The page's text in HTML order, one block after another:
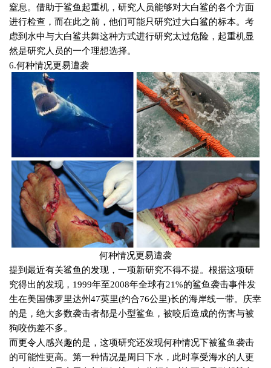
窒息。借助于鲨鱼起重机，研究人员能够对大白鲨的各个方面
进行检查，而在此之前，他们可能只研究过大白鲨的标本。考
虑到水中与大白鲨共舞这种方式进行研究太过危险，起重机显
然是研究人员的一个理想选择。
6.何种情况更易遭袭
何种情况更易遭袭
提到最近有关鲨鱼的发现，一项新研究不得不提。根据这项研
究得出的发现， 1999年至2008年全球有21%的鲨鱼袭击事件发
生在美国佛罗里达州47英里(约合76公里)长的海岸线一带。庆幸
的是，绝大多数袭击者都是小型鲨鱼，被咬后造成的伤害与被
狗咬伤差不多。
而更令人感兴趣的是，这项研究还发现何种情况下被鲨鱼袭击
的可能性更高。第一种情况是周日下水，此时享受海水的人更